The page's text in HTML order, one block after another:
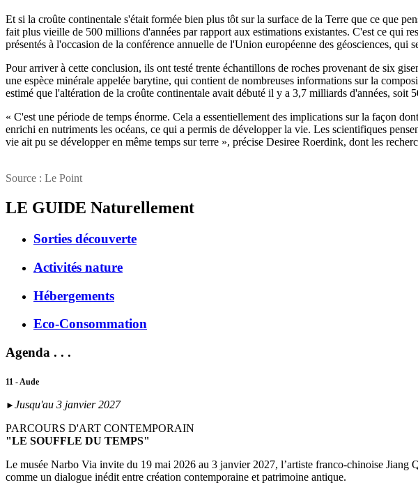
Et si la croûte continentale s'était formée bien plus tôt sur la surface de la Terre que ce que
fait plus vieille de 500 millions d'années par rapport aux estimations existantes. C'est ce qui
présentés à l'occasion de la conférence annuelle de l'Union européenne des géosciences, qui
Pour arriver à cette conclusion, ils ont testé trente échantillons de roches provenant de six
une espèce minérale appelée barytine, qui contient de nombreuses informations sur la
estimé que l'altération de la croûte continentale avait débuté il y a 3,7 milliards d'années, soit
« C'est une période de temps énorme. Cela a essentiellement des implications sur la façon
enrichi en nutriments les océans, ce qui a permis de développer la vie. Les scientifiques
vie ait pu se développer en même temps sur terre », précise Desiree Roerdink, dont les
Source : Le Point
LE GUIDE Naturellement
Sorties découverte
Activités nature
Hébergements
Eco-Consommation
Agenda . . .
11 - Aude
► Jusqu'au 3 janvier 2027
PARCOURS D'ART CONTEMPORAIN
"LE SOUFFLE DU TEMPS"
Le musée Narbo Via invite du 19 mai 2026 au 3 janvier 2027, l’artiste franco-chinoise Jiang
comme un dialogue inédit entre création contemporaine et patrimoine antique.